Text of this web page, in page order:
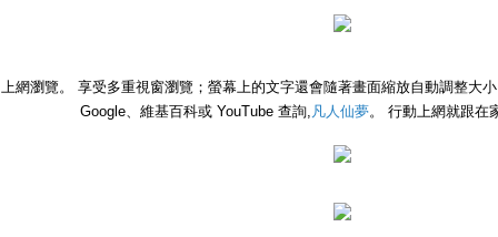
上網瀏覽。 享受多重視窗瀏覽；螢幕上的文字還會隨著畫面縮放自動調整大小
Google、維基百科或 YouTube 查詢, 凡人仙夢。 行動上網就跟在